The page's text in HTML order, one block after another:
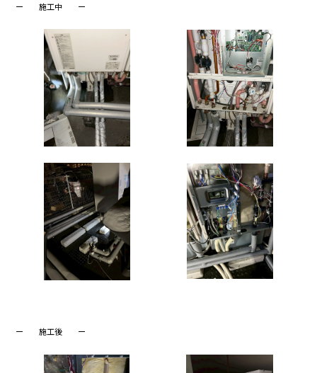
ー 施工中 ー
ー 施工後 ー